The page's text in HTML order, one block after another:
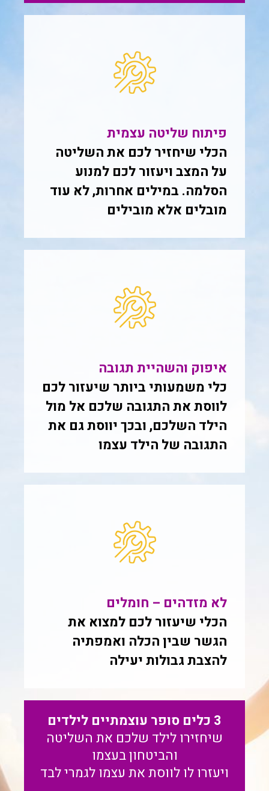
פיתוח שליטה עצמית
הכלי שיחזיר לכם את השליטה
על המצב ויעזור לכם למנוע
הסלמה. במילים אחרות, לא עוד
מובלים אלא מובילים
איפוק והשהיית תגובה
כלי משמעותי ביותר שיעזור לכם
לווסת את התגובה שלכם אל מול
הילד השלכם, ובכך יווסת גם את
התגובה של הילד עצמו
לא מזדהים – חומלים
הכלי שיעזור לכם למצוא את
הגשר שבין הכלה ואמפתיה
להצבת גבולות יעילה
3 כלים סופר עוצמתיים לילדים
שיחזירו לילד שלכם את השליטה
והביטחון בעצמו
ויעזרו לו לווסת את עצמו לגמרי לבד